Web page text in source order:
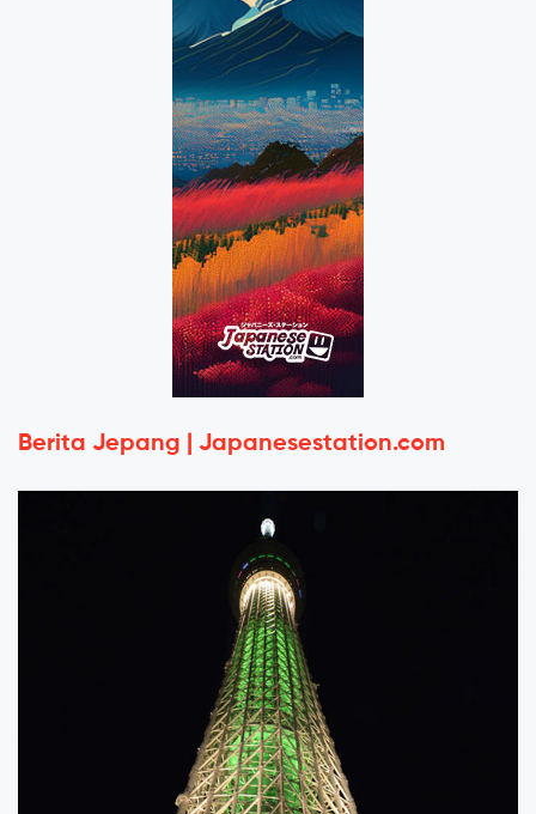
Berita Jepang | Japanesestation.com